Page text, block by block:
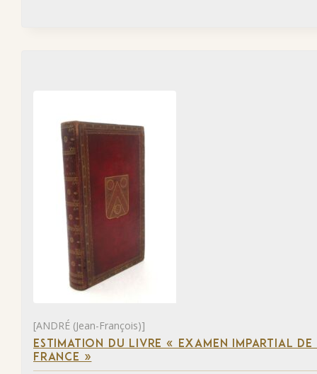
[ANDRÉ (Jean-François)]
ESTIMATION DU LIVRE « EXAMEN IMPARTIAL
FRANCE »